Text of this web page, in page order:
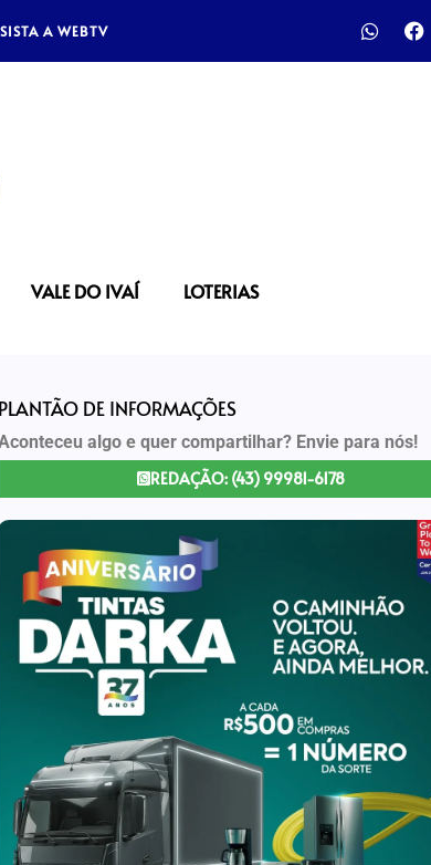
A WEBTV
VALE DO IVAÍ LOTERIAS
PLANTÃO DE INFORMAÇÕES
algo e quer compartilhar? Envie para nós!
REDAÇÃO: (43) 99981-6178